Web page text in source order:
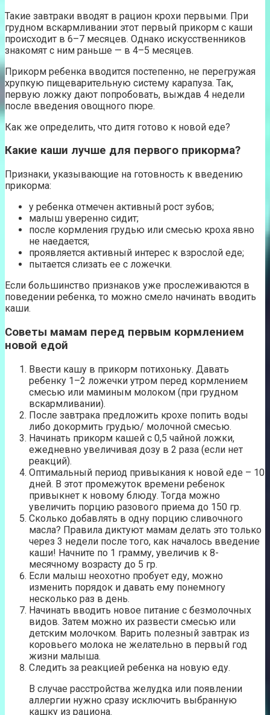
Такие завтраки вводят в рацион крохи первыми. При
грудном вскармливании этот первый прикорм с каши
происходит в 6–7 месяцев. Однако искусственников
знакомят с ним раньше — в 4–5 месяцев.
Прикорм ребенка вводится постепенно, не перегружая
хрупкую пищеварительную систему карапуза. Так,
первую ложку дают попробовать, выждав 4 недели
после введения овощного пюре.
Как же определить, что дитя готово к новой еде?
Какие каши лучше для первого прикорма?
Признаки, указывающие на готовность к введению
прикорма:
у ребенка отмечен активный рост зубов;
малыш уверенно сидит;
после кормления грудью или смесью кроха явно
не наедается;
проявляется активный интерес к взрослой еде;
пытается слизать ее с ложечки.
Если большинство признаков уже прослеживаются в
поведении ребенка, то можно смело начинать вводить
каши.
Советы мамам перед первым кормлением
новой едой
Ввести кашу в прикорм потихоньку. Давать
ребенку 1–2 ложечки утром перед кормлением
смесью или маминым молоком (при грудном
вскармливании).
После завтрака предложить крохе попить воды
либо докормить грудью/ молочной смесью.
Начинать прикорм кашей с 0,5 чайной ложки,
ежедневно увеличивая дозу в 2 раза (если нет
реакций).
Оптимальный период привыкания к новой еде – 10
дней. В этот промежуток времени ребенок
привыкнет к новому блюду. Тогда можно
увеличить порцию разового приема до 150 гр.
Сколько добавлять в одну порцию сливочного
масла? Правила диктуют мамам делать это только
через 3 недели после того, как началось введение
каши! Начните по 1 грамму, увеличив к 8-
месячному возрасту до 5 гр.
Если малыш неохотно пробует еду, можно
изменить порядок и давать ему понемногу
несколько раз в день.
Начинать вводить новое питание с безмолочных
видов. Затем можно их развести смесью или
детским молочком. Варить полезный завтрак из
коровьего молока не желательно в первый год
жизни малыша.
Следить за реакцией ребенка на новую еду.
В случае расстройства желудка или появлении
аллергии нужно сразу исключить выбранную
кашку из рациона.